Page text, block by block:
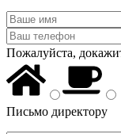
Пожалуйста,
Письмо директору